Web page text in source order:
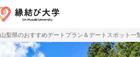
山梨県のおすすめデートプラン＆デートスポット一